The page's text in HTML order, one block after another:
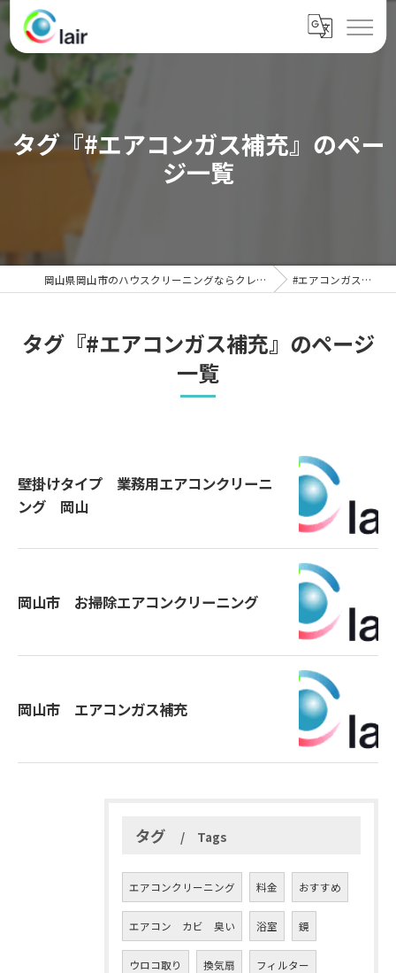
タグ『#エアコンガス補充』のペー
ジ一覧
岡山県岡山市のハウスクリーニングならクレール #エアコンガス補充
タグ『#エアコンガス補充』のページ
一覧
壁掛けタイプ 業務用エアコンクリーニ
ング 岡山
岡山市 お掃除エアコンクリーニング
岡山市 エアコンガス補充
タグ Tags
エアコンクリーニング 料金 おすすめ
エアコン カビ 臭い 浴室 鏡
ウロコ取り 換気扇 フィルター